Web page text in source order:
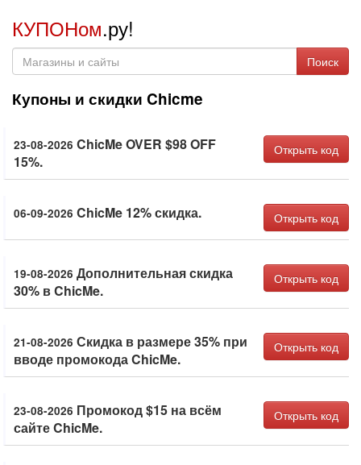
КУПОНом.ру!
Поиск
Купоны и скидки Chicme
23-08-2026 ChicMe OVER $98 OFF
15%.
Открыть код
06-09-2026 ChicMe 12% скидка. Открыть код
19-08-2026 Дополнительная скидка
30% в ChicMe.
Открыть код
21-08-2026 Скидка в размере 35% при
вводе промокода ChicMe.
Открыть код
23-08-2026 Промокод $15 на всём
сайте ChicMe.
Открыть код